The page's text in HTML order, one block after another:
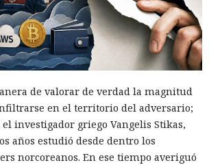
de valorar de verdad la magnitud
en el territorio del adversario;
investigador griego Vangelis Stikas,
años estudió desde dentro los
norcoreanos. En ese tiempo averiguó